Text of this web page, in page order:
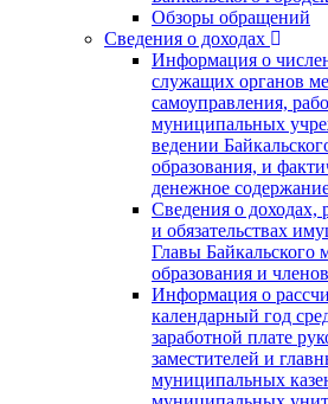
Обзоры обращений
Сведения о доходах
Информация о
служащих органов
самоуправления,
муниципальных
ведении
образования, и
денежное
Сведения о доходах,
и обязательствах
Главы Байкальского
образования и
Информация о
календарный год
заработной плате
заместителей и
муниципальных